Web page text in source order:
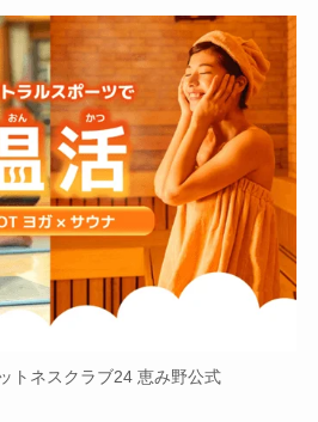
トネスクラブ24 恵み野公式